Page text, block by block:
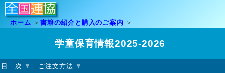
ホーム 書籍の紹介と購入のご案内
学童保育情報2025-2026
目 次 ご注文方法